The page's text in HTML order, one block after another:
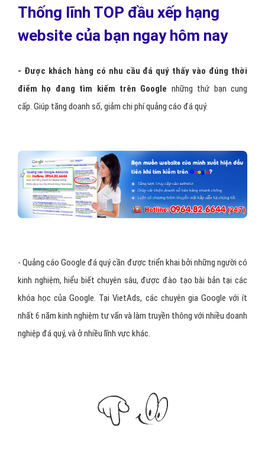
Thống lĩnh TOP đầu xếp hạng
website của bạn ngay hôm nay
- Được khách hàng có nhu cầu đá quý thấy vào đúng thời
điểm họ đang tìm kiếm trên Google những thứ bạn cung
cấp. Giúp tăng doanh số, giảm chi phí quảng cáo đá quý.
- Quảng cáo Google đá quý cần được triển khai bởi những người có
kinh nghiệm, hiểu biết chuyên sâu, được đào tạo bài bản tại các
khóa học của Google. Tại VietAds, các chuyên gia Google với ít
nhất 6 năm kinh nghiệm tư vấn và làm truyền thông với nhiều doanh
nghiệp đá quý, và ở nhiều lĩnh vực khác.